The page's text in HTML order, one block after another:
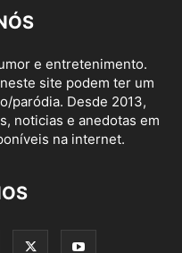
e entretenimento.
site podem ter um
paródia. Desde 2013,
noticias e anedotas em
na internet.